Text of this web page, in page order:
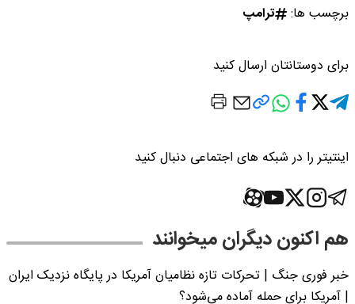
برچسب ها: ترامپ
برای دوستانتان ارسال کنید
اینتیتر را در شبکه های اجتماعی دنبال کنید
هم اکنون دیگران میخوانند
خبر فوری جنگ | تحرکات تازه نظامیان آمریکا در پایگاه نزدیک ایران
| آمریکا برای حمله آماده می‌شود؟